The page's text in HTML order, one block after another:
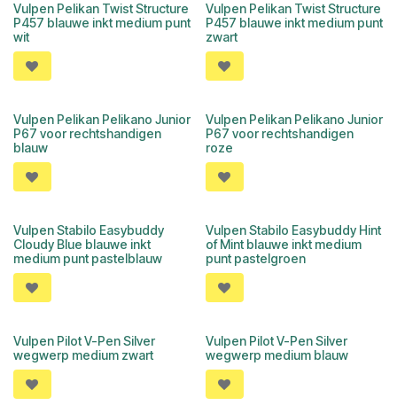
Vulpen Pelikan Twist Structure
P457 blauwe inkt medium punt
wit
Vulpen Pelikan Twist Structure
P457 blauwe inkt medium punt
zwart
Vulpen Pelikan Pelikano Junior
P67 voor rechtshandigen
blauw
Vulpen Pelikan Pelikano Junior
P67 voor rechtshandigen
roze
Vulpen Stabilo Easybuddy
Cloudy Blue blauwe inkt
medium punt pastelblauw
Vulpen Stabilo Easybuddy Hint
of Mint blauwe inkt medium
punt pastelgroen
Vulpen Pilot V-Pen Silver
wegwerp medium zwart
Vulpen Pilot V-Pen Silver
wegwerp medium blauw